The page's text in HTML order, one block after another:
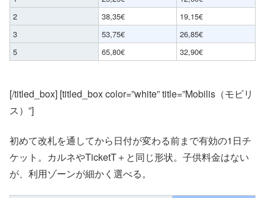
2
38,35€
19,15€
3
53,75€
26,85€
5
65,80€ 32,90€
[/titled_box] [titled_box color=”white” title=”Mobilis（モビリ
ス）”]
初めて改札を通してから日付が変わる前まで有効の1日チ
ケット。カルネやTicketT＋と同じ形状。子供料金はない
が、利用ゾーンが細かく選べる。